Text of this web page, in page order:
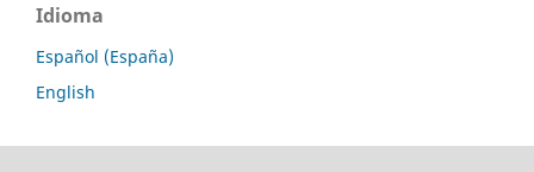
Idioma
Español (España)
English